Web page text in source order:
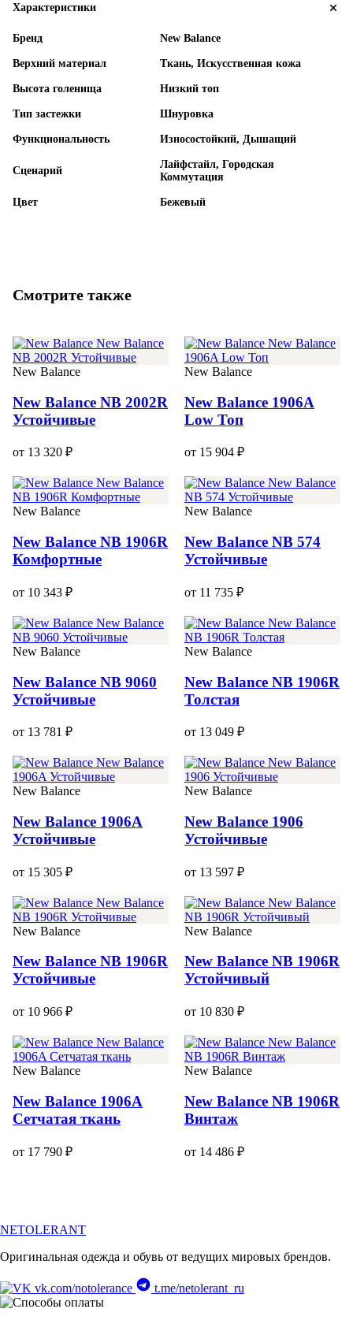
Характеристики
Бренд New Balance
Верхний материал Ткань, Искусственная кожа
Высота голенища Низкий топ
Тип застежки Шнуровка
Функциональность Износостойкий, Дышащий
Сценарий
Лайфстайл, Городская
Коммутация
Цвет Бежевый
Смотрите также
New Balance
New Balance NB 2002R
Устойчивые
от 13 320 ₽
New Balance
New Balance 1906A
Low Топ
от 15 904 ₽
New Balance
New Balance NB 1906R
Комфортные
от 10 343 ₽
New Balance
New Balance NB 574
Устойчивые
от 11 735 ₽
New Balance
New Balance NB 9060
Устойчивые
от 13 781 ₽
New Balance
New Balance NB 1906R
Толстая
от 13 049 ₽
New Balance
New Balance 1906A
Устойчивые
от 15 305 ₽
New Balance
New Balance 1906
Устойчивые
от 13 597 ₽
New Balance
New Balance NB 1906R
Устойчивые
от 10 966 ₽
New Balance
New Balance NB 1906R
Устойчивый
от 10 830 ₽
New Balance
New Balance 1906A
Сетчатая ткань
от 17 790 ₽
New Balance
New Balance NB 1906R
Винтаж
от 14 486 ₽
NETOLERANT
Оригинальная одежда и обувь от ведущих мировых брендов.
vk.com/notolerance t.me/netolerant_ru